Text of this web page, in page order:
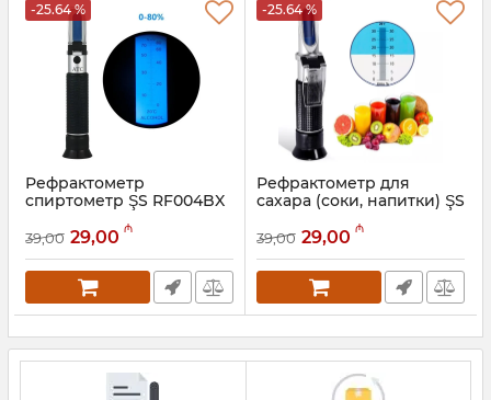
-25.64 %
Рефрактометр
спиртометр ŞS RF004BX
Артикул: 050001002
39,00 29,00 ₼
-25.64 %
Рефрактометр для
сахара (соки, напитки) ŞS
Brix)
Артикул: 050001001
39,00 29,00 ₼